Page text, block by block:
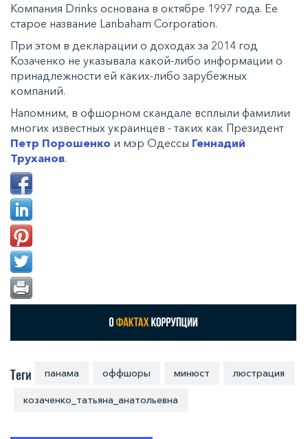
Компания Drinks основана в октябре 1997 года. Ее
старое название Lanbaham Corporation.
При этом в декларации о доходах за 2014 год
Козаченко не указывала какой-либо информации о
принадлежности ей каких-либо зарубежных
компаний.
Напомним, в офшорном скандале всплыли фамилии
многих известных украинцев - таких как Президент
Петр Порошенко и мэр Одессы Геннадий
Труханов.
Теги панама оффшоры минюст люстрация
козаченко_татьяна_анатольевна